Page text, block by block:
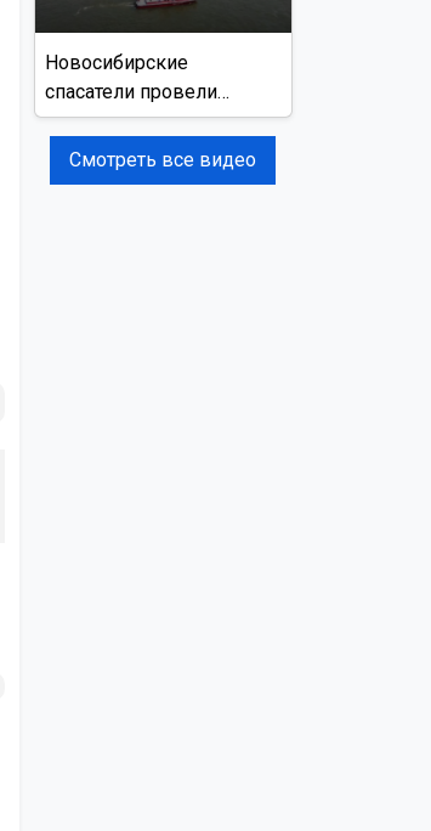
Новосибирские
спасатели провели
учения на реке Обь
Смотреть все видео